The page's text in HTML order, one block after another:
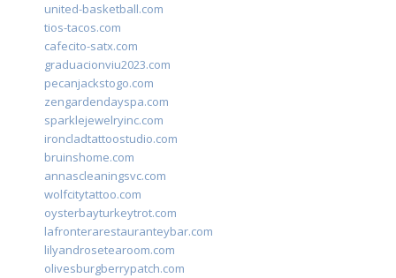
united-basketball.com
tios-tacos.com
cafecito-satx.com
graduacionviu2023.com
pecanjackstogo.com
zengardendayspa.com
sparklejewelryinc.com
ironcladtattoostudio.com
bruinshome.com
annascleaningsvc.com
wolfcitytattoo.com
oysterbayturkeytrot.com
lafronterarestauranteybar.com
lilyandrosetearoom.com
olivesburgberrypatch.com